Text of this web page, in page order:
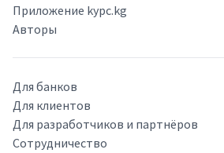
Приложение kypc.kg
Авторы
Для банков
Для клиентов
Для разработчиков и партнёров
Сотрудничество